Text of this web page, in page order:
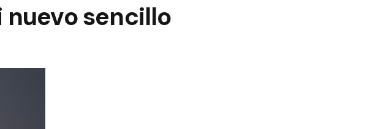
nuevo sencillo